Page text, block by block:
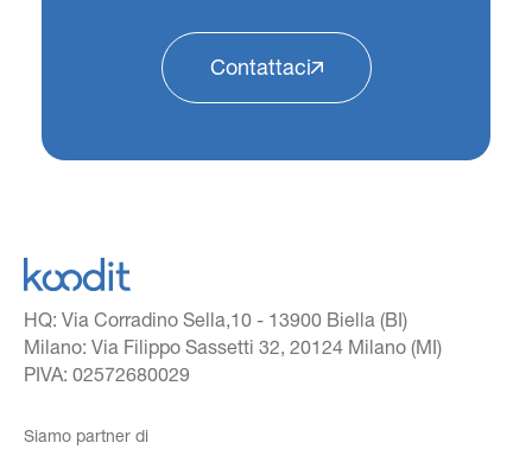
Contattaci
HQ: Via Corradino Sella,10 - 13900 Biella (BI)
Milano: Via Filippo Sassetti 32, 20124 Milano (MI)
PIVA: 02572680029
Siamo partner di